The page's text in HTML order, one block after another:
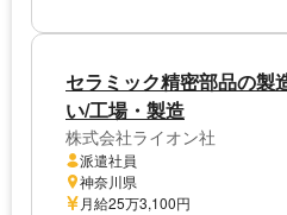
セラミック精密部品の製
い/工場・製造
株式会社ライオン社
派遣社員
神奈川県
月給25万3,100円